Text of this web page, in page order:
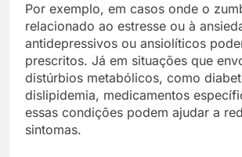
Por exemplo, em casos onde o
relacionado ao estresse ou à
antidepressivos ou ansiolíticos
prescritos. Já em situações que
distúrbios metabólicos, como
dislipidemia, medicamentos
essas condições podem ajudar a
sintomas.